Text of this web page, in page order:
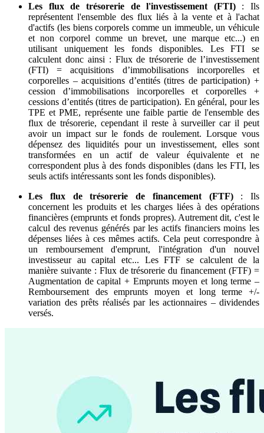
Les flux de trésorerie de l'investissement (FTI): Ils
représentent l'ensemble des flux liés à la vente et à l'achat
d'actifs (les biens corporels comme un immeuble, un véhicule
et non corporel comme un brevet, une marque etc...) en
utilisant uniquement les fonds disponibles. Les FTI se
calculent donc ainsi : Flux de trésorerie de l’investissement
(FTI) = acquisitions d’immobilisations incorporelles et
corporelles – acquisitions d’entités (titres de participation) +
cession d’immobilisations incorporelles et corporelles +
cessions d’entités (titres de participation). En général, pour les
TPE et PME, représente une faible partie de l'ensemble des
flux de trésorerie, cependant il reste à surveiller car il peut
avoir un impact sur le fonds de roulement. Lorsque vous
dépensez des liquidités pour un investissement, elles sont
transformées en un actif de valeur équivalente et ne
correspondent plus à des fonds disponibles (dans les FTI, les
seuls actifs intéressants sont les fonds disponibles).
Les flux de trésorerie de financement (FTF): Ils
concernent les produits et les charges liées à des opérations
financières (emprunts et fonds propres). Autrement dit, c'est le
calcul des revenus générés par les actifs financiers moins les
dépenses liées à ces mêmes actifs. Cela peut correspondre à
un remboursement d'emprunt, l'intégration d'un nouvel
investisseur au capital etc... Les FTF se calculent de la
manière suivante : Flux de trésorerie du financement (FTF) =
Augmentation de capital + Emprunts moyen et long terme –
Remboursement des emprunts moyen et long terme +/-
variation des prêts réalisés par les actionnaires – dividendes
versés.